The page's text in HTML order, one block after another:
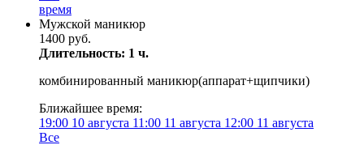
время
Мужской маникюр
1400 руб.
Длительность: 1 ч.
комбинированный маникюр(аппарат+щипчики)
Ближайшее время:
19:00 10 августа 11:00 11 августа 12:00 11 августа
Все